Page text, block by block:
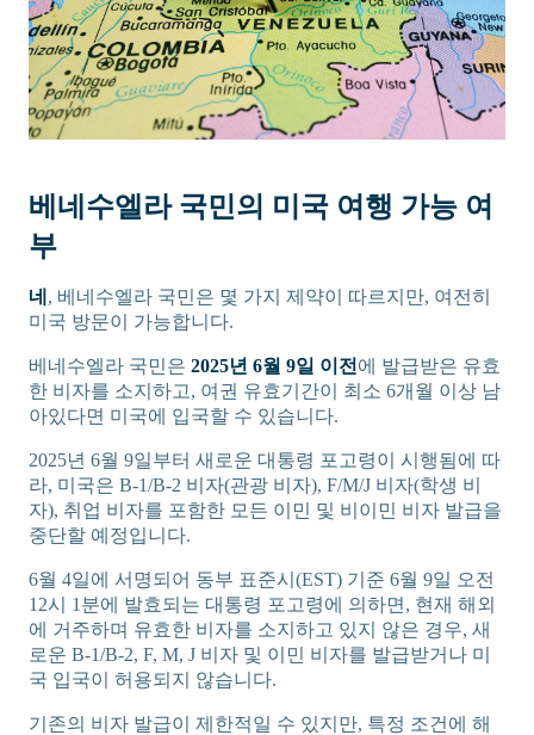
베네수엘라 국민의 미국 여행 가능 여
부
네 , 베네수엘라 국민은 몇 가지 제약이 따르지만, 여전히
미국 방문이 가능합니다.
베네수엘라 국민은 2025년 6월 9일 이전 에 발급받은 유효
한 비자를 소지하고, 여권 유효기간이 최소 6개월 이상 남
아있다면 미국에 입국할 수 있습니다.
2025년 6월 9일부터 새로운 대통령 포고령이 시행됨에 따
라, 미국은 B-1/B-2 비자(관광 비자), F/M/J 비자(학생 비
자), 취업 비자를 포함한 모든 이민 및 비이민 비자 발급을
중단할 예정입니다.
6월 4일에 서명되어 동부 표준시(EST) 기준 6월 9일 오전
12시 1분에 발효되는 대통령 포고령에 의하면, 현재 해외
에 거주하며 유효한 비자를 소지하고 있지 않은 경우, 새
로운 B-1/B-2, F, M, J 비자 및 이민 비자를 발급받거나 미
국 입국이 허용되지 않습니다.
기존의 비자 발급이 제한적일 수 있지만, 특정 조건에 해